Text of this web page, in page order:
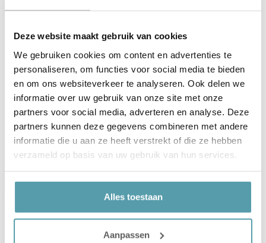
Deze website maakt gebruik van cookies
We gebruiken cookies om content en advertenties te
personaliseren, om functies voor social media te bieden
en om ons websiteverkeer te analyseren. Ook delen we
informatie over uw gebruik van onze site met onze
partners voor social media, adverteren en analyse. Deze
partners kunnen deze gegevens combineren met andere
informatie die u aan ze heeft verstrekt of die ze hebben
verzameld op basis van uw gebruik van hun services.
Alles toestaan
Aanpassen